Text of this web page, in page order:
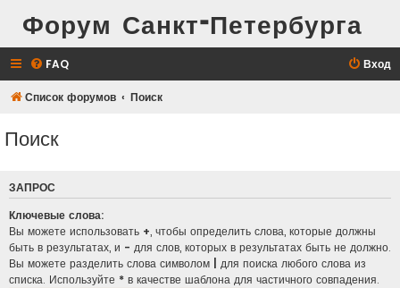
Форум Санкт-Петербурга
FAQ Вход
Список форумов Поиск
Поиск
ЗАПРОС
Ключевые слова:
Вы можете использовать +, чтобы определить слова, которые должны
быть в результатах, и - для слов, которых в результатах быть не должно.
Вы можете разделить слова символом
для поиска любого слова из
списка. Используйте * в качестве шаблона для частичного совпадения.